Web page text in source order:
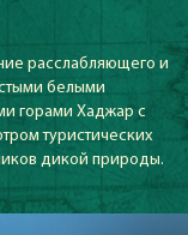
расслабляющего и
белыми
горами Хаджар с
туристических
дикой природы.